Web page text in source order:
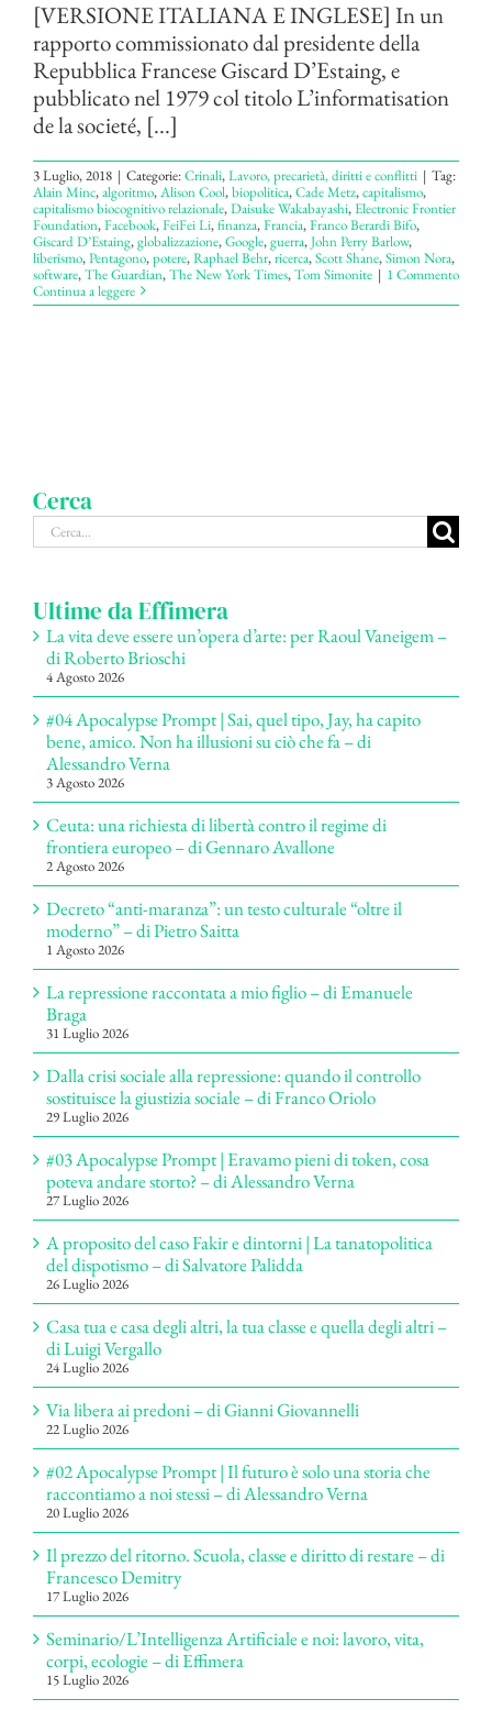
[VERSIONE ITALIANA E INGLESE] In un
rapporto commissionato dal presidente della
Repubblica Francese Giscard D’Estaing, e
pubblicato nel 1979 col titolo L’informatisation
de la societé, [...]
3 Luglio, 2018 | Categorie:Crinali,Lavoro, precarietà, diritti e conflitti | Tag:
Alain Minc,algoritmo,Alison Cool,biopolitica,Cade Metz,capitalismo,
capitalismo biocognitivo relazionale,Daisuke Wakabayashi,Electronic Frontier
Foundation,Facebook,FeiFei Li,finanza,Francia,Franco Berardi Bifo,
Giscard D’Estaing,globalizzazione,Google,guerra,John Perry Barlow,
liberismo,Pentagono,potere,Raphael Behr,ricerca,Scott Shane,Simon Nora,
software,The Guardian,The New York Times,Tom Simonite | 1 Commento
Continua a leggere
Cerca
Cerca
per:
Ultime da Effimera
La vita deve essere un’opera d’arte: per Raoul Vaneigem –
di Roberto Brioschi
4 Agosto 2026
#04 Apocalypse Prompt | Sai, quel tipo, Jay, ha capito
bene, amico. Non ha illusioni su ciò che fa – di
Alessandro Verna
3 Agosto 2026
Ceuta: una richiesta di libertà contro il regime di
frontiera europeo – di Gennaro Avallone
2 Agosto 2026
Decreto “anti-maranza”: un testo culturale “oltre il
moderno” – di Pietro Saitta
1 Agosto 2026
La repressione raccontata a mio figlio – di Emanuele
Braga
31 Luglio 2026
Dalla crisi sociale alla repressione: quando il controllo
sostituisce la giustizia sociale – di Franco Oriolo
29 Luglio 2026
#03 Apocalypse Prompt | Eravamo pieni di token, cosa
poteva andare storto? – di Alessandro Verna
27 Luglio 2026
A proposito del caso Fakir e dintorni | La tanatopolitica
del dispotismo – di Salvatore Palidda
26 Luglio 2026
Casa tua e casa degli altri, la tua classe e quella degli altri –
di Luigi Vergallo
24 Luglio 2026
Via libera ai predoni – di Gianni Giovannelli
22 Luglio 2026
#02 Apocalypse Prompt | Il futuro è solo una storia che
raccontiamo a noi stessi – di Alessandro Verna
20 Luglio 2026
Il prezzo del ritorno. Scuola, classe e diritto di restare – di
Francesco Demitry
17 Luglio 2026
Seminario/L’Intelligenza Artificiale e noi: lavoro, vita,
corpi, ecologie – di Effimera
15 Luglio 2026